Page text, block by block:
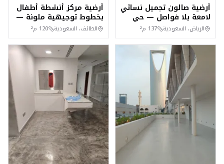
أرضية صالون تجميل نسائي
لامعة بلا فواصل — حي
العليا، الرياض
الرياض، السعودية 137 م²
أرضية مركز أنشطة أطفال
بخطوط توجيهية ملونة —
الطائف
الطائف، السعودية 120 م²